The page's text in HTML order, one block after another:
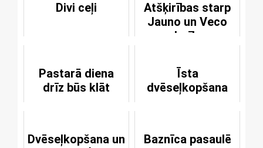
Divi ceļi
Atšķirības starp
Jauno un Veco
derību
Pastarā diena
drīz būs klāt
Īsta
dvēseļkopšana
Dvēseļkopšana un
Baznīca pasaulē